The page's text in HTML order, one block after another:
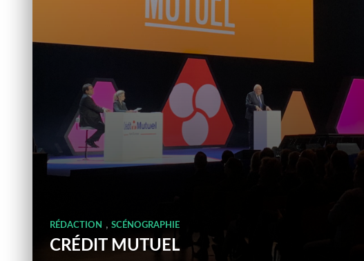
RÉDACTION , SCÉNOGRAPHIE
CRÉDIT MUTUEL